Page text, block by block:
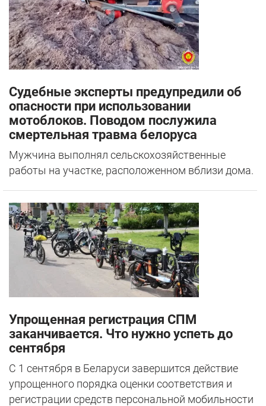
Судебные эксперты предупредили об
опасности при использовании
мотоблоков. Поводом послужила
смертельная травма белоруса
Мужчина выполнял сельскохозяйственные
работы на участке, расположенном вблизи дома.
Упрощенная регистрация СПМ
заканчивается. Что нужно успеть до
сентября
С 1 сентября в Беларуси завершится действие
упрощенного порядка оценки соответствия и
регистрации средств персональной мобильности